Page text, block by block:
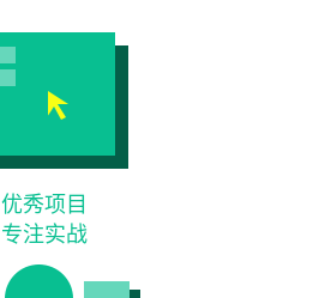
优秀项目
专注实战